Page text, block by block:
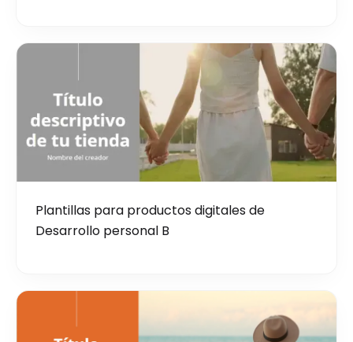
Plantillas para productos digitales de
Desarrollo personal B